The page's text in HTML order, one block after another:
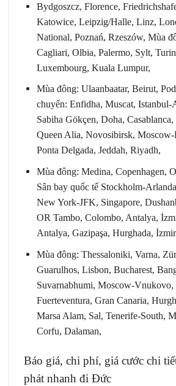
Bydgoszcz, Florence,
Katowice, Leipzig/Halle, Linz,
National, Poznań, Rzeszów, Mùa
Cagliari, Olbia, Palermo, Sylt,
Luxembourg, Kuala Lumpur,
Mùa đông: Ulaanbaatar, Beirut,
chuyến: Enfidha, Muscat, Istanbul-
Sabiha Gökçen, Doha,
Queen Alia, Novosibirsk,
Ponta Delgada, Jeddah, Riyadh,
Mùa đông: Medina, Copenhagen,
Sân bay quốc tế Stockholm-
New York-JFK, Singapore,
OR Tambo, Colombo, Antalya,
Antalya, Gazipaşa, Hurghada,
Mùa đông: Thessaloniki, Varna,
Guarulhos, Lisbon, Bucharest,
Suvarnabhumi, Moscow-Vnukovo,
Fuerteventura, Gran Canaria,
Marsa Alam, Sal, Tenerife-South,
Corfu, Dalaman,
Báo giá, chi phí, giá cước chi
phát nhanh đi Đức